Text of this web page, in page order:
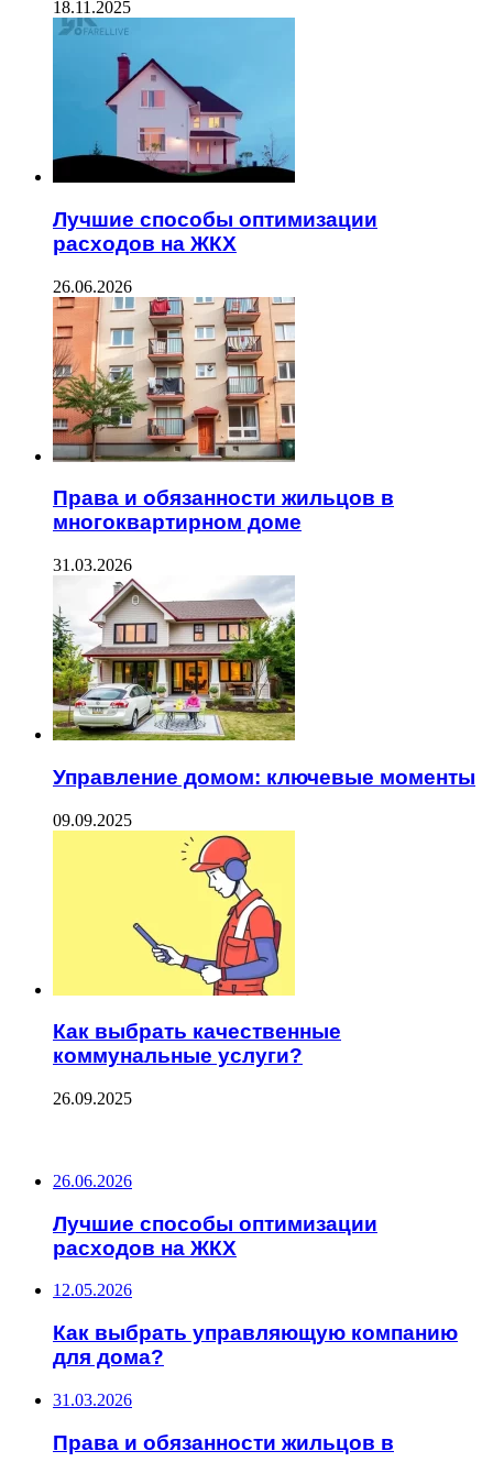
18.11.2025
Лучшие способы оптимизации
расходов на ЖКХ
26.06.2026
Права и обязанности жильцов в
многоквартирном доме
31.03.2026
Управление домом: ключевые моменты
09.09.2025
Как выбрать качественные
коммунальные услуги?
26.09.2025
26.06.2026
Лучшие способы оптимизации
расходов на ЖКХ
12.05.2026
Как выбрать управляющую компанию
для дома?
31.03.2026
Права и обязанности жильцов в